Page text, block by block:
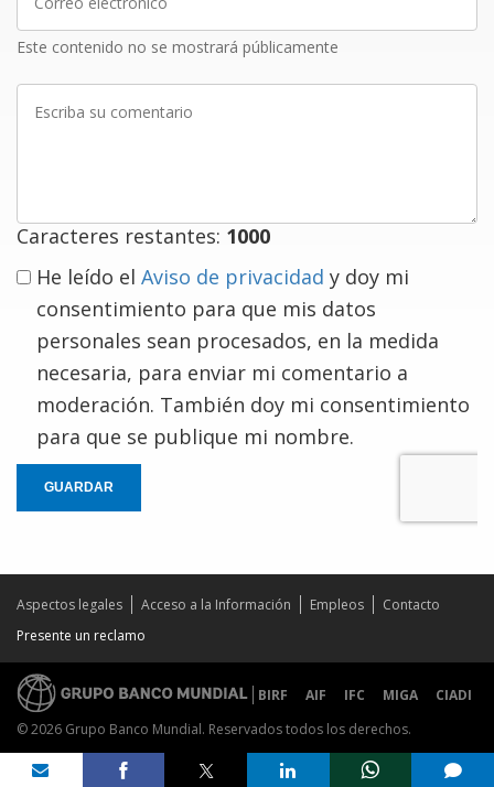
electrónico
Este contenido no se mostrará públicamente
Escriba
Caracteres restantes: 1000
He leído el Aviso de privacidad y doy mi
consentimiento para que mis datos
personales sean procesados, en la medida
necesaria, para enviar mi comentario a
moderación. También doy mi consentimiento
para que se publique mi nombre.
GUARDAR
Share on
comments added
Aspectos legales Acceso a la Información Empleos
Contacto
Presente un reclamo
BIRF AIF IFC MIGA
CIADI
© 2026 Grupo Banco Mundial. Reservados todos los derechos.